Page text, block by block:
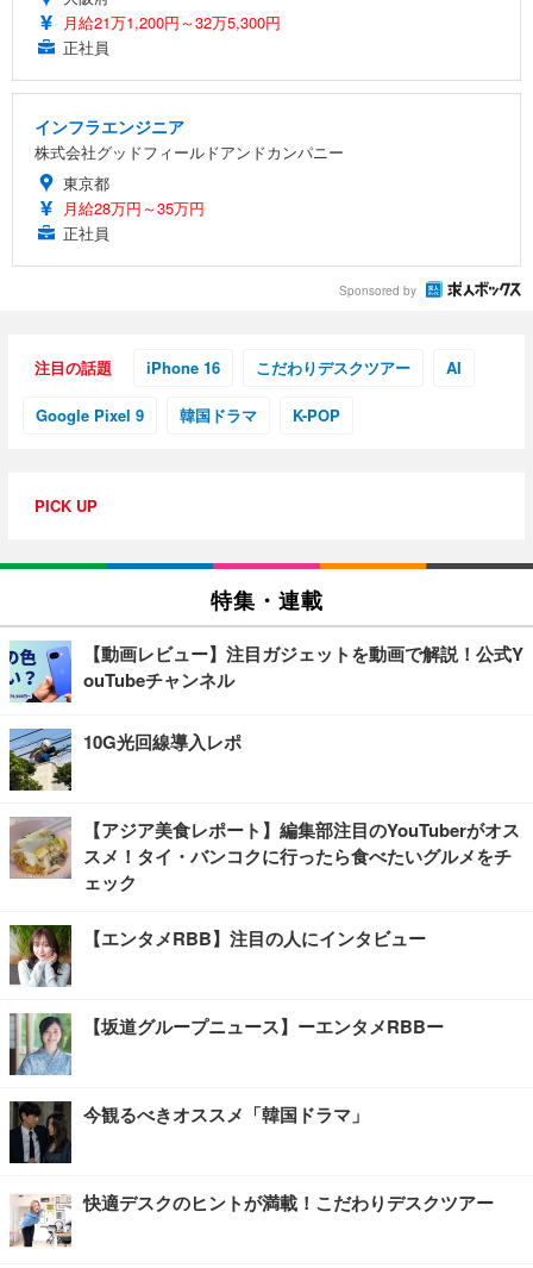
月給21万1,200円～32万5,300円
正社員
インフラエンジニア
株式会社グッドフィールドアンドカンパニー
東京都
月給28万円～35万円
正社員
Sponsored by
注目の話題 iPhone 16 こだわりデスクツアー AI
Google Pixel 9 韓国ドラマ K-POP
PICK UP
特集・連載
【動画レビュー】注目ガジェットを動画で解説！公式Y
ouTubeチャンネル
10G光回線導入レポ
【アジア美食レポート】編集部注目のYouTuberがオス
スメ！タイ・バンコクに行ったら食べたいグルメをチ
ェック
【エンタメRBB】注目の人にインタビュー
【坂道グループニュース】ーエンタメRBBー
今観るべきオススメ「韓国ドラマ」
快適デスクのヒントが満載！こだわりデスクツアー